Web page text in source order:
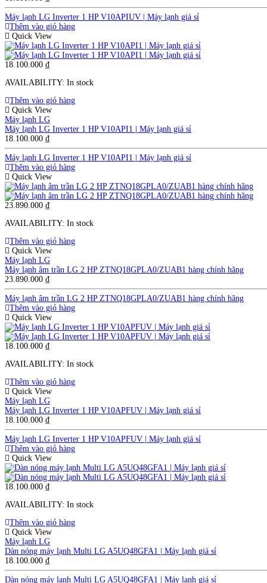
Máy lạnh LG Inverter 1 HP V10APIUV | Máy lạnh giá sỉ
Thêm vào giỏ hàng
Quick View
18.100.000 ₫
AVAILABILITY: In stock
Thêm vào giỏ hàng
Quick View
Máy lạnh LG
Máy lạnh LG Inverter 1 HP V10API1 | Máy lạnh giá sỉ
18.100.000 ₫
Máy lạnh LG Inverter 1 HP V10API1 | Máy lạnh giá sỉ
Thêm vào giỏ hàng
Quick View
23.890.000 ₫
AVAILABILITY: In stock
Thêm vào giỏ hàng
Quick View
Máy lạnh LG
Máy lạnh âm trần LG 2 HP ZTNQ18GPLA0/ZUAB1 hàng chính hãng
23.890.000 ₫
Máy lạnh âm trần LG 2 HP ZTNQ18GPLA0/ZUAB1 hàng chính hãng
Thêm vào giỏ hàng
Quick View
18.100.000 ₫
AVAILABILITY: In stock
Thêm vào giỏ hàng
Quick View
Máy lạnh LG
Máy lạnh LG Inverter 1 HP V10APFUV | Máy lạnh giá sỉ
18.100.000 ₫
Máy lạnh LG Inverter 1 HP V10APFUV | Máy lạnh giá sỉ
Thêm vào giỏ hàng
Quick View
18.100.000 ₫
AVAILABILITY: In stock
Thêm vào giỏ hàng
Quick View
Máy lạnh LG
Dàn nóng máy lạnh Multi LG A5UQ48GFA1 | Máy lạnh giá sỉ
18.100.000 ₫
Dàn nóng máy lạnh Multi LG A5UQ48GFA1 | Máy lạnh giá sỉ